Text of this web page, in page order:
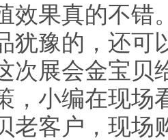
效果真的不错
犹豫的，还可
次展会金宝贝
，小编在现场
老客户，现场